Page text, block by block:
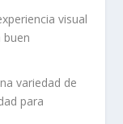
visual
variedad de
para